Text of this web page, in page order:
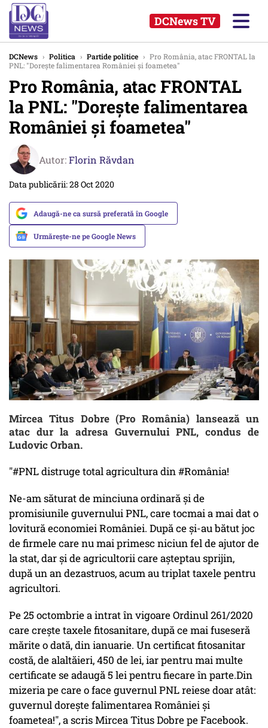
DCNews TV
DCNews › Politica › Partide politice › Pro România, atac FRONTAL la
PNL: "Doreşte falimentarea României şi foametea"
Pro România, atac FRONTAL
la PNL: "Doreşte falimentarea
României şi foametea"
Autor:Florin Răvdan
Data publicării: 28 Oct 2020
Adaugă-ne ca sursă preferată în Google
Urmărește-ne pe Google News
Mircea Titus Dobre (Pro România) lansează un
atac dur la adresa Guvernului PNL, condus de
Ludovic Orban.
"#PNL distruge total agricultura din #România!
Ne-am săturat de minciuna ordinară și de
promisiunile guvernului PNL, care tocmai a mai dat o
lovitură economiei României. După ce și-au bătut joc
de firmele care nu mai primesc niciun fel de ajutor de
la stat, dar și de agricultorii care așteptau sprijin,
după un an dezastruos, acum au triplat taxele pentru
agricultori.
Pe 25 octombrie a intrat în vigoare Ordinul 261/2020
care crește taxele fitosanitare, după ce mai fuseseră
mărite o dată, din ianuarie. Un certificat fitosanitar
costă, de alaltăieri, 450 de lei, iar pentru mai multe
certificate se adaugă 5 lei pentru fiecare în parte.Din
mizeria pe care o face guvernul PNL reiese doar atât:
guvernul dorește falimentarea României și
foametea!", a scris Mircea Titus Dobre pe Facebook.